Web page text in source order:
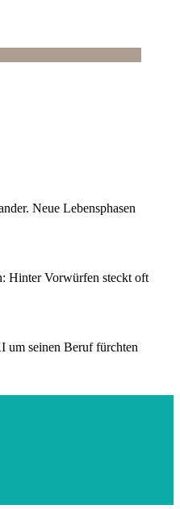
Neue Lebensphasen
Hinter Vorwürfen steckt oft
um seinen Beruf fürchten